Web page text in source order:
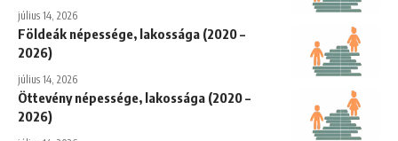
július 14, 2026
Földeák népessége, lakossága (2020 –
2026)
július 14, 2026
Öttevény népessége, lakossága (2020 –
2026)